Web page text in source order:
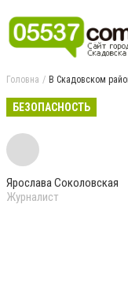
Головна В Скадовском
БЕЗОПАСНОСТЬ
Ярослава Соколовская
Журналист